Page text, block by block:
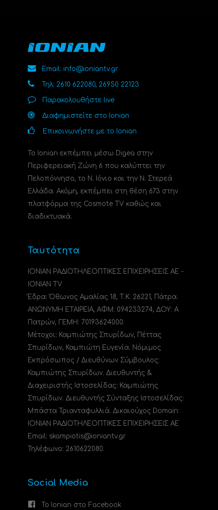
Email: info@ioniantv.gr
Τηλ: 2610 622080, 26950 22123
Παρακολουθήστε live
Διαφημιστείτε στο Ionian
Επικοινωνήστε με το Ionian
Το Ionian εκπέμπει μέσω Digea στην
Περιφερειακή Ζώνη 6 που καλύπτει την
Πελοπόννησο, το N. Ιόνιο και την Ν. Στερεά
Ελλάδα. Ακόμη, εκπέμπει στη θέση 673 στην
πλατφόρμα της Cosmote TV καθώς και
διαδικτυακά.
Ταυτότητα
ΙΟΝΙΑΝ ΡΑΔΙΟΤΗΛΕΟΠΤΙΚΕΣ ΕΠΙΧΕΙΡΗΣΕΙΣ ΑΕ -
IONIAN TV
Έδρα: Όθωνος Αμαλίας 18, Τ.Κ. 26221, Πάτρα.
ΑΝΩΝΥΜΗ ΕΤΑΙΡΕΙΑ, ΑΦΜ: 094233274, ΔΟΥ: A
Πατρών, ΓΕΜΗ: 70193624000.
Μέτοχοι: Καμπιώτης Σπυρίδων, Πέττας
Σπυρίδων, Καμπιώτη Ευγενία. Νόμιμος
Εκπρόσωπος / Διευθύνων Σύμβουλος:
Καμπιώτης Σπυρίδων. Διευθυντής &
Διαχειριστής Ιστοσελίδας: Καμπιώτης
Σπυρίδων. Διευθυντής Σύνταξης Ιστοσελίδας:
Μπάστα Τριανταφυλλιά. Δικαιούχος Domain:
ΙΟΝΙΑΝ ΡΑΔΙΟΤΗΛΕΟΠΤΙΚΕΣ ΕΠΙΧΕΙΡΗΣΕΙΣ ΑΕ
Email: skampiotis@ioniantv.gr
Τηλέφωνο: 2610622080.
Social Media
Το Ionian στο Facebook